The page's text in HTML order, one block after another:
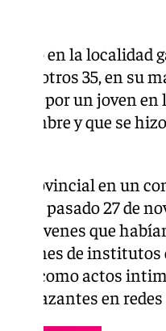
en la localidad
a otros 35, en su
por un joven
y que se
Provincial en un
el pasado 27 de
de jóvenes que
de institutos
Vieja como actos
en